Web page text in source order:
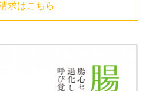
求はこちら